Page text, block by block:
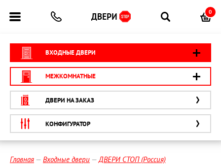
0
ВХОДНЫЕ ДВЕРИ
МЕЖКОМНАТНЫЕ
ДВЕРИ НА ЗАКАЗ
КОНФИГУРАТОР
Главная Входные двери ДВЕРИ СТОП (Россия)